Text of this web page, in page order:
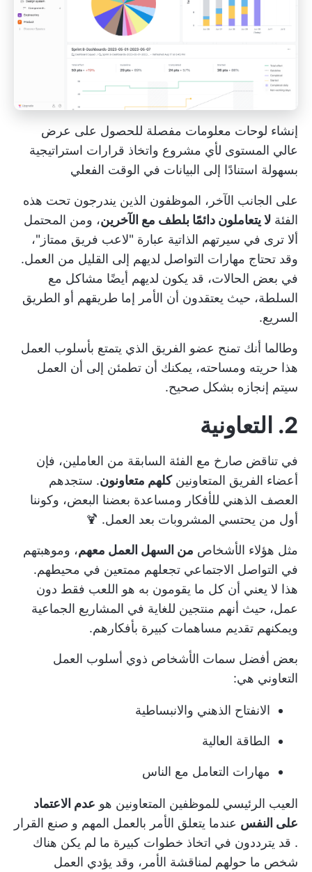
إنشاء لوحات معلومات مفصلة للحصول على عرض
عالي المستوى لأي مشروع واتخاذ قرارات استراتيجية
بسهولة استنادًا إلى البيانات في الوقت الفعلي
على الجانب الآخر، الموظفون الذين يندرجون تحت هذه
الفئة لا يتعاملون دائمًا بلطف مع الآخرين، ومن المحتمل
ألا ترى في سيرتهم الذاتية عبارة "لاعب فريق ممتاز"،
وقد تحتاج مهارات التواصل لديهم إلى القليل من العمل.
في بعض الحالات، قد يكون لديهم أيضًا مشاكل مع
السلطة، حيث يعتقدون أن الأمر إما طريقهم أو الطريق
السريع.
وطالما أنك تمنح عضو الفريق الذي يتمتع بأسلوب العمل
هذا حريته ومساحته، يمكنك أن تطمئن إلى أن العمل
سيتم إنجازه بشكل صحيح.
2. التعاونية
في تناقض صارخ مع الفئة السابقة من العاملين، فإن
أعضاء الفريق المتعاونينكلهم متعاونون. ستجدهم
العصف الذهني للأفكار ومساعدة بعضنا البعض، وكوننا
أول من يحتسي المشروبات بعد العمل. 🍹
مثل هؤلاء الأشخاص من السهل العمل معهم، وموهبتهم
في التواصل الاجتماعي تجعلهم ممتعين في محيطهم.
هذا لا يعني أن كل ما يقومون به هو اللعب فقط دون
عمل، حيث أنهم منتجين للغاية في المشاريع الجماعية
ويمكنهم تقديم مساهمات كبيرة بأفكارهم.
بعض أفضل سمات الأشخاص ذوي أسلوب العمل
التعاوني هي:
الانفتاح الذهني والانبساطية
الطاقة العالية
مهارات التعامل مع الناس
العيب الرئيسي للموظفين المتعاونين هو عدم الاعتماد
على النفس عندما يتعلق الأمر بالعمل المهم و صنع القرار
. قد يترددون في اتخاذ خطوات كبيرة ما لم يكن هناك
شخص ما حولهم لمناقشة الأمر، وقد يؤدي العمل